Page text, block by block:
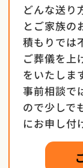
どんな送り
とご家族の
積もりでは
ご葬儀を上
をいたしま
事前相談で
ので少しで
にお申し付